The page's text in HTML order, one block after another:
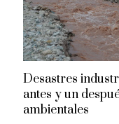
Desastres
antes y un
ambientales